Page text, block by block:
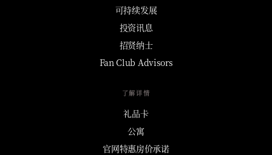
可持续发展
投资讯息
招贤纳士
Fan Club Advisors
了解详情
礼品卡
公寓
官网特惠房价承诺